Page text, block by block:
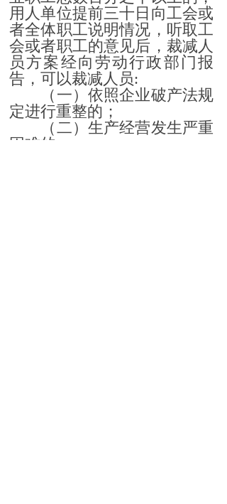
用人单位提前三十日向工会或
者全体职工说明情况，听取工
会或者职工的意见后，裁减人
员方案经向劳动行政部门报
告，可以裁减人员:
（一）依照企业破产法规
定进行重整的；
（二）生产经营发生严重
困难的；